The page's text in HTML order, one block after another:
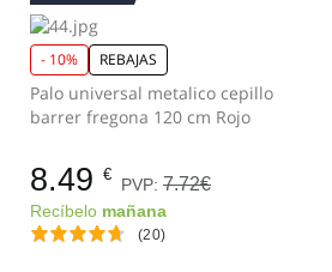
- 10% REBAJAS
Palo universal metalico cepillo
barrer fregona 120 cm Rojo
8.49 €
PVP: 7.72€
Recíbelo mañana
(20)